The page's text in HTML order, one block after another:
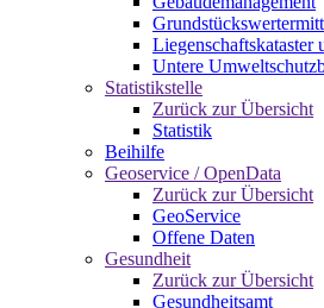
Liegenschaftskataster
Untere
Statistikstelle
Zurück zur Übersicht
Statistik
Beihilfe
Geoservice / OpenData
Zurück zur Übersicht
GeoService
Offene Daten
Gesundheit
Zurück zur Übersicht
Gesundheitsamt